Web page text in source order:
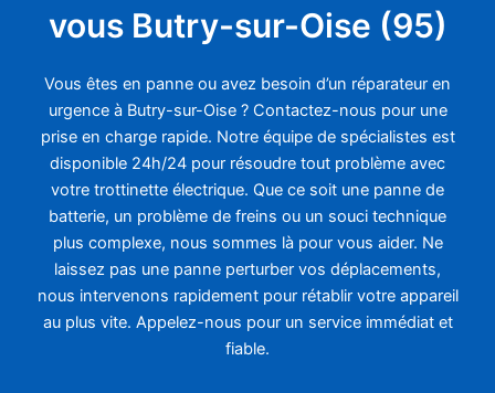
vous Butry-sur-Oise (95)
Vous êtes en panne ou avez besoin d’un réparateur en
urgence à Butry-sur-Oise ? Contactez-nous pour une
prise en charge rapide. Notre équipe de spécialistes est
disponible 24h/24 pour résoudre tout problème avec
votre trottinette électrique. Que ce soit une panne de
batterie, un problème de freins ou un souci technique
plus complexe, nous sommes là pour vous aider. Ne
laissez pas une panne perturber vos déplacements,
nous intervenons rapidement pour rétablir votre appareil
au plus vite. Appelez-nous pour un service immédiat et
fiable.